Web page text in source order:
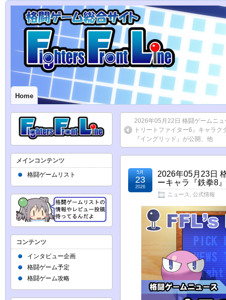
Home
2026年05月22日 格闘ゲームニ
トリートファイター6』キャラク
『イングリッド』が公開、他
2026年05月23日
ーキャラ『鉄拳8
ニュース 公式情報
5月
23
2026
メインコンテンツ
格闘ゲームリスト
コンテンツ
インタビュー企画
格闘ゲーム予定
格闘ゲーム攻略